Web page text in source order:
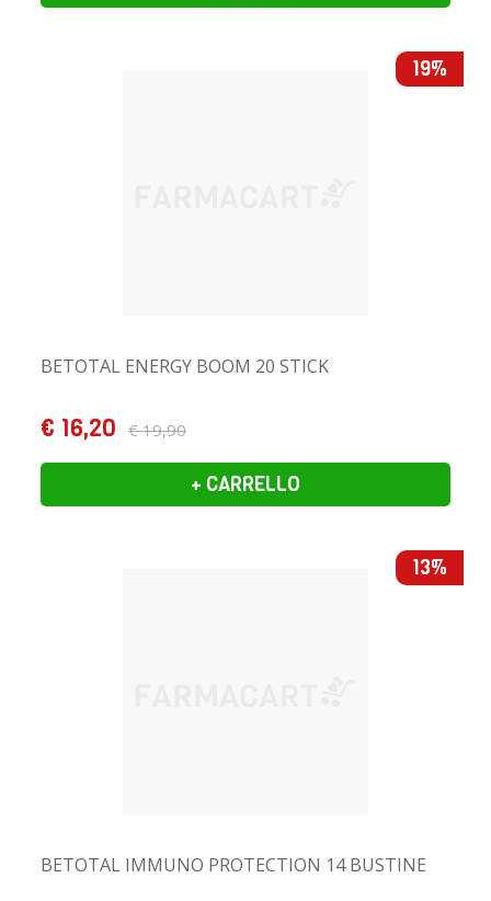
19%
BETOTAL ENERGY BOOM 20 STICK
€ 16,20 € 19,90
+ CARRELLO
13%
BETOTAL IMMUNO PROTECTION 14 BUSTINE